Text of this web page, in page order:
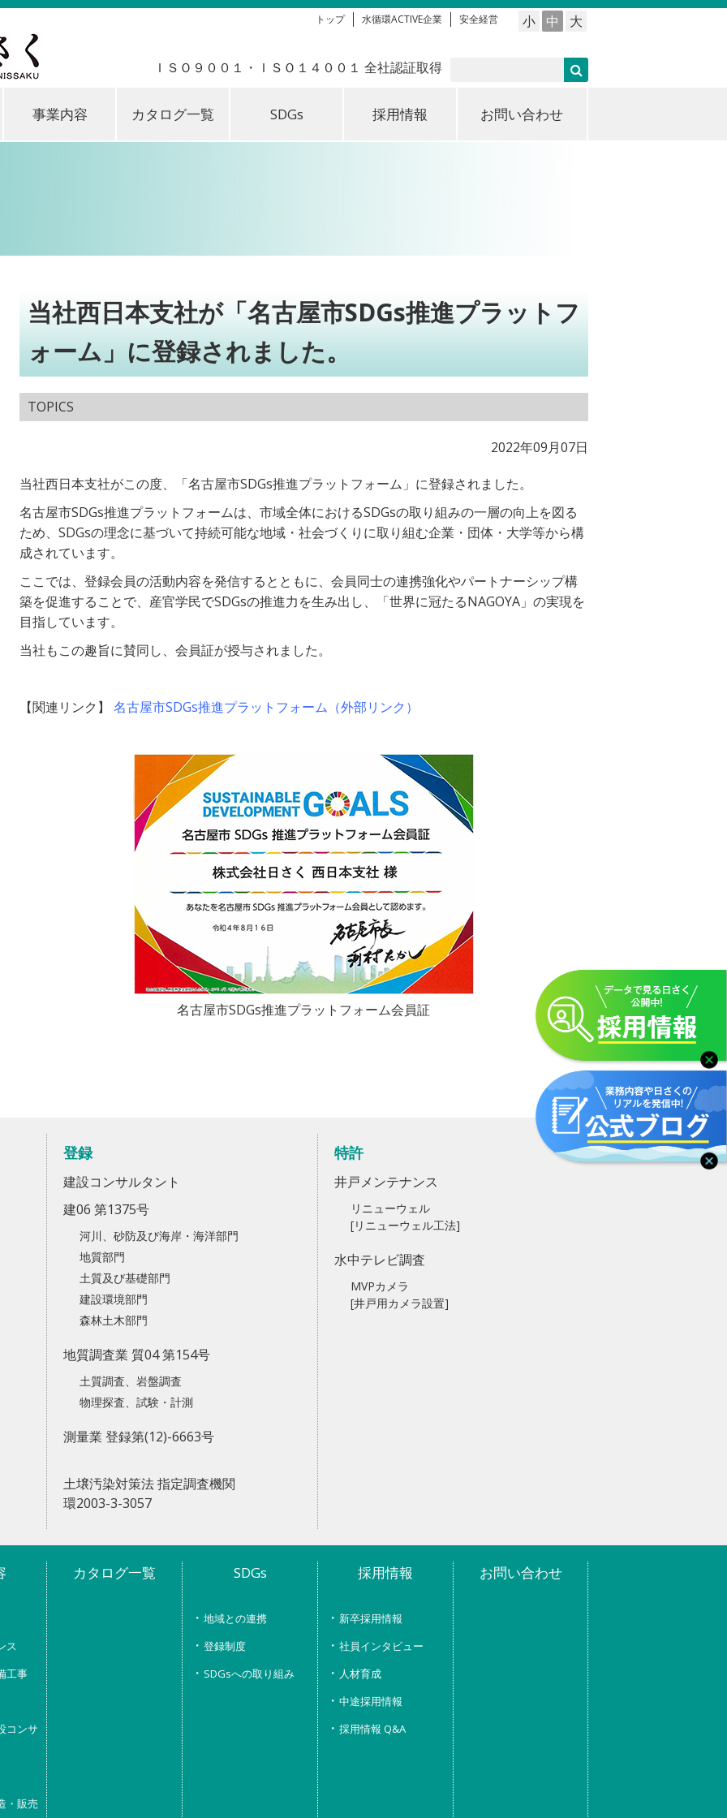
小 中 大
トップ 水循環ACTIVE企業 安全経営
ＩＳＯ９００１・ＩＳＯ１４００１ 全社認証取得
事業内容 カタログ一覧 SDGs 採用情報 お問い合わせ
当社西日本支社が「名古屋市SDGs推進プラットフ
ォーム」に登録されました。
TOPICS
2022年09月07日
当社西日本支社がこの度、「名古屋市SDGs推進プラットフォーム」に登録されました。
名古屋市SDGs推進プラットフォームは、市域全体におけるSDGsの取り組みの一層の向上を図る
ため、SDGsの理念に基づいて持続可能な地域・社会づくりに取り組む企業・団体・大学等から構
成されています。
ここでは、登録会員の活動内容を発信するとともに、会員同士の連携強化やパートナーシップ構
築を促進することで、産官学民でSDGsの推進力を生み出し、「世界に冠たるNAGOYA」の実現を
目指しています。
当社もこの趣旨に賛同し、会員証が授与されました。
【関連リンク】 名古屋市SDGs推進プラットフォーム（外部リンク）
名古屋市SDGs推進プラットフォーム会員証
登録
建設コンサルタント
建06 第1375号
河川、砂防及び海岸・海洋部門
地質部門
土質及び基礎部門
建設環境部門
森林土木部門
地質調査業 質04 第154号
土質調査、岩盤調査
物理探査、試験・計測
測量業 登録第(12)-6663号
土壌汚染対策法 指定調査機関
環2003-3-3057
特許
井戸メンテナンス
リニューウェル
[リニューウェル工法]
水中テレビ調査
MVPカメラ
[井戸用カメラ設置]
ス
工事
コンサ
・販売
カタログ一覧 SDGs
地域との連携
登録制度
SDGsへの取り組み
採用情報
新卒採用情報
社員インタビュー
人材育成
中途採用情報
採用情報 Q&A
お問い合わせ